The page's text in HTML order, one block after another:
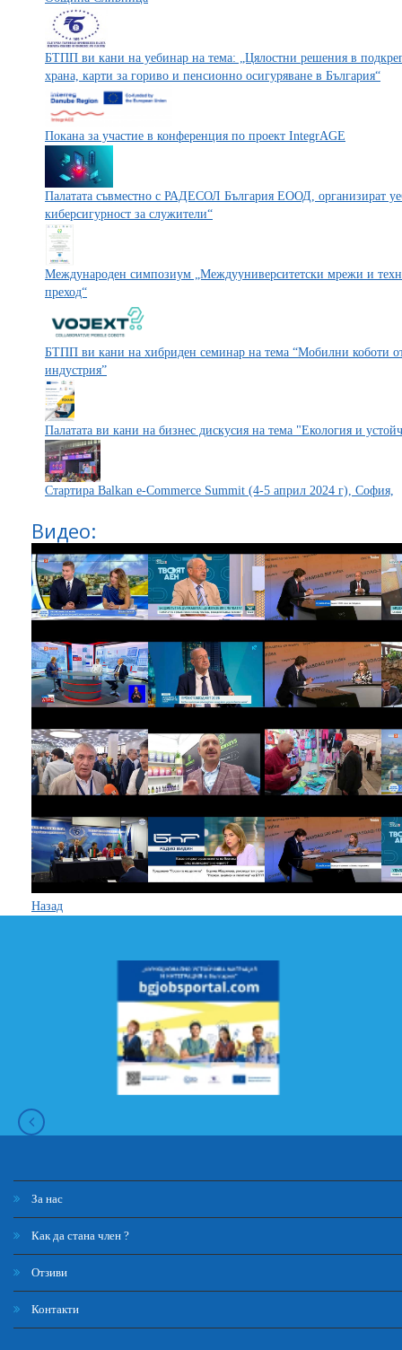
БТПП ви кани на уебинар на тема: „Цялостни решения в
храна, карти за гориво и пенсионно осигуряване в България“
Покана за участие в конференция по проект IntegrAGE
Палатата съвместно с РАДЕСОЛ България ЕООД, организират
киберсигурност за служители“
Международен симпозиум „Междууниверситетски мрежи и
преход“
БТПП ви кани на хибриден семинар на тема “Мобилни коботи
индустрия”
Палатата ви кани на бизнес дискусия на тема "Екология и
Стартира Balkan e-Commerce Summit (4-5 април 2024 г), София,
Видео:
Назад
За нас
Как да стана член ?
Отзиви
Контакти